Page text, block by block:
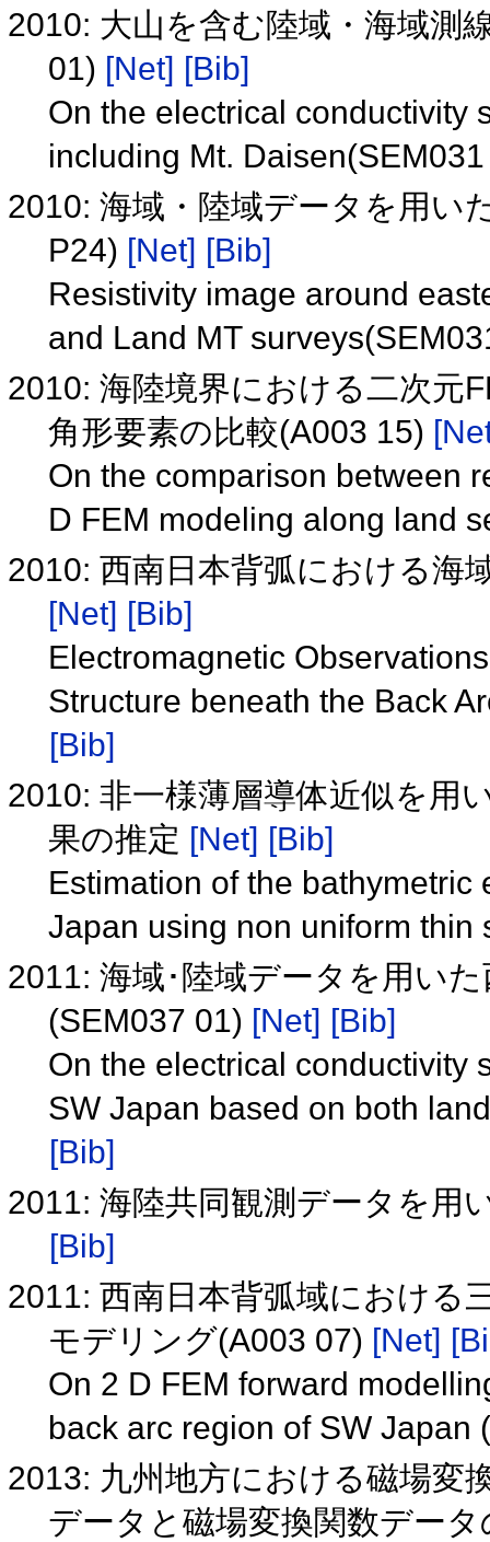
2010: 大山を含む陸域・海域測
01) [Net] [Bib]
On the electrical conductivity
including Mt.
2010: 海域・陸域データを用い
P24) [Net] [Bib]
Resistivity image around
and Land MT
2010: 海陸境界における二次元
角形要素の比較(A003 15)
On the comparison between
D FEM modeling along land
2010: 西南日本背弧における海
[Net] [Bib]
Electromagnetic
Structure beneath the Back
[Bib]
2010: 非一様薄層導体近似を用
果の推定 [Net] [Bib]
Estimation of the bathymetric
Japan using non uniform
2011: 海域･陸域データを用い
(SEM037 01) [Net] [Bib]
On the electrical conductivity
SW Japan based on both
[Bib]
2011: 海陸共同観測データを用
[Bib]
2011: 西南日本背弧域における
モデリング(A003 07) [Net]
On 2 D FEM forward
back arc region of SW Japan
2013: 九州地方における磁場変
データと磁場変換関数デー